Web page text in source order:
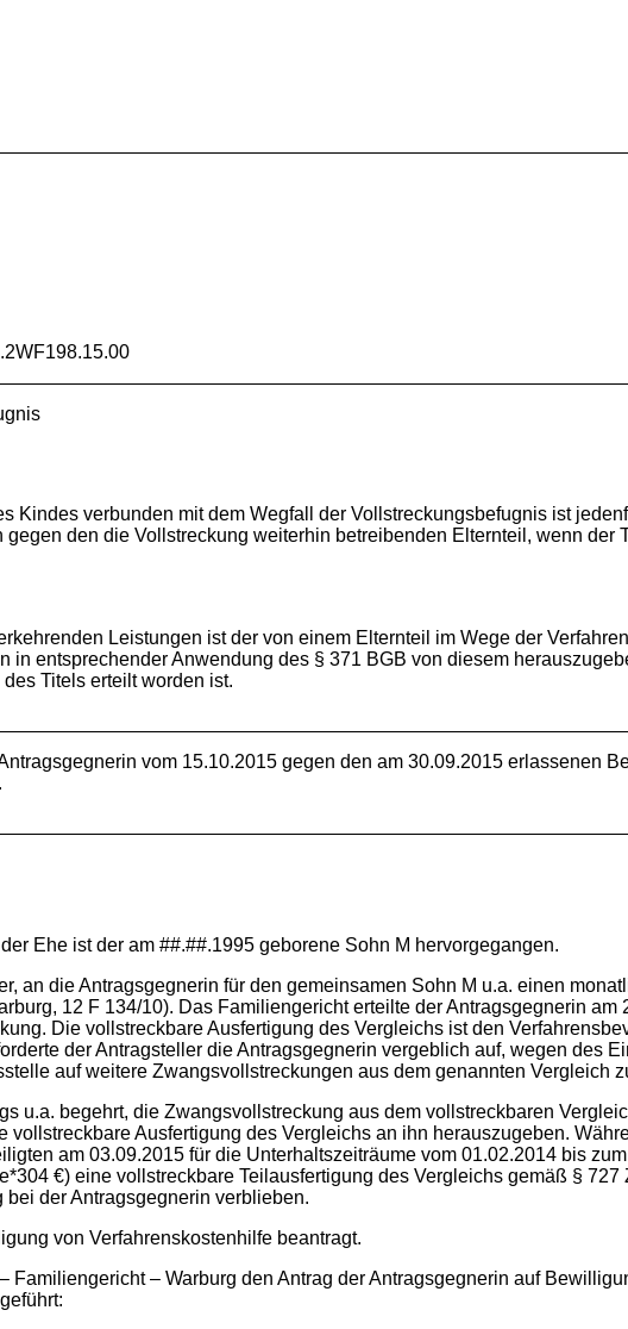
Kindes verbunden mit dem Wegfall der Vollstreckungsbefugnis ist
den die Vollstreckung weiterhin betreibenden Elternteil, wenn der
Leistungen ist der von einem Elternteil im Wege der
in entsprechender Anwendung des § 371 BGB von diesem
Titels erteilt worden ist.
vom 15.10.2015 gegen den am 30.09.2015 erlassenen
Ehe ist der am ##.##.1995 geborene Sohn M hervorgegangen.
an die Antragsgegnerin für den gemeinsamen Sohn M u.a. einen
12 F 134/10). Das Familiengericht erteilte der Antragsgegnerin am
Die vollstreckbare Ausfertigung des Vergleichs ist den
der Antragsteller die Antragsgegnerin vergeblich auf, wegen des
auf weitere Zwangsvollstreckungen aus dem genannten Vergleich
u.a. begehrt, die Zwangsvollstreckung aus dem vollstreckbaren
Ausfertigung des Vergleichs an ihn herauszugeben.
am 03.09.2015 für die Unterhaltszeiträume vom 01.02.2014 bis
€) eine vollstreckbare Teilausfertigung des Vergleichs gemäß § 727
der Antragsgegnerin verblieben.
von Verfahrenskostenhilfe beantragt.
Familiengericht – Warburg den Antrag der Antragsgegnerin auf